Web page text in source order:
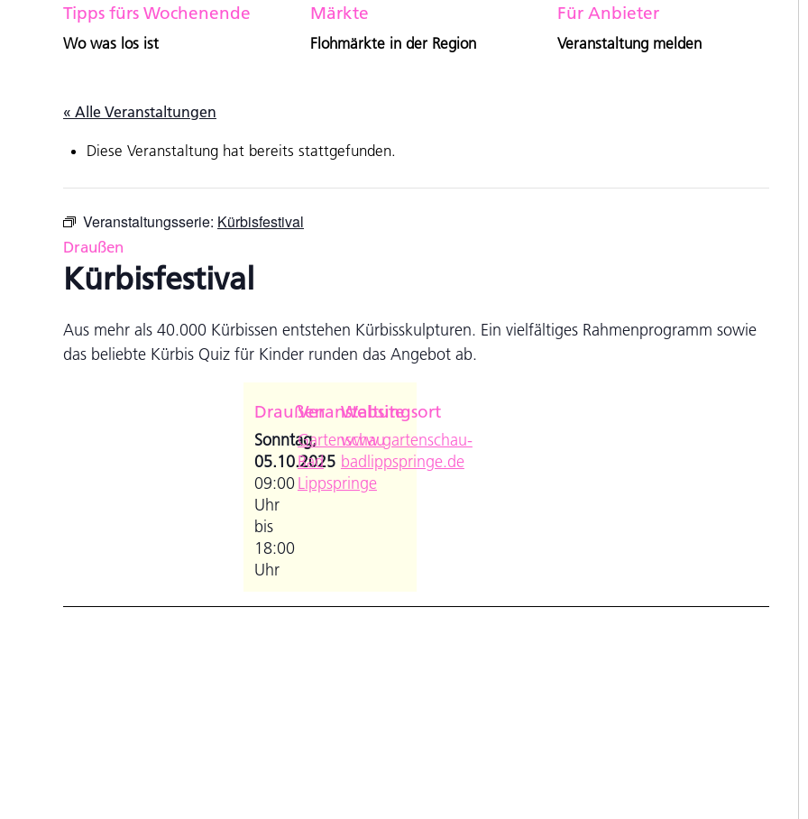
Tipps fürs Wochenende
Wo was los ist
Märkte
Flohmärkte in der Region
Für Anbieter
Veranstaltung melden
« Alle Veranstaltungen
Diese Veranstaltung hat bereits stattgefunden.
Veranstaltungsserie: Kürbisfestival
Draußen
Kürbisfestival
Aus mehr als 40.000 Kürbissen entstehen Kürbisskulpturen. Ein vielfältiges Rahmenprogramm sowie
das beliebte Kürbis Quiz für Kinder runden das Angebot ab.
Draußen
Sonntag,
05.10.2025
09:00
Uhr
bis
18:00
Uhr
Veranstaltungsort
Gartenschau
Bad
Lippspringe
Website
www.gartenschau-
badlippspringe.de